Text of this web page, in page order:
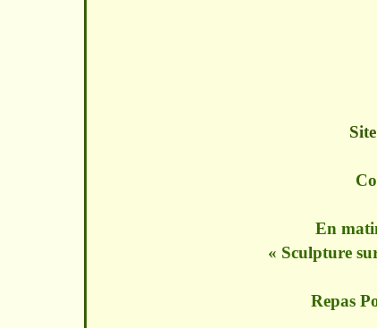
En
« Sculpture
Repas